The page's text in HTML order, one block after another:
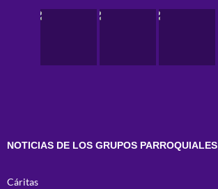
NOTICIAS DE LOS GRUPOS PARROQUIALES
Cáritas